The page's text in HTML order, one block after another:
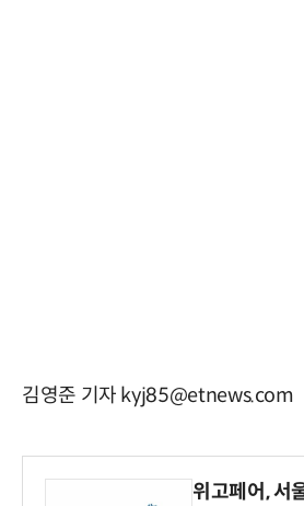
김영준 기자 kyj85@etnews.com
위고페어, 서